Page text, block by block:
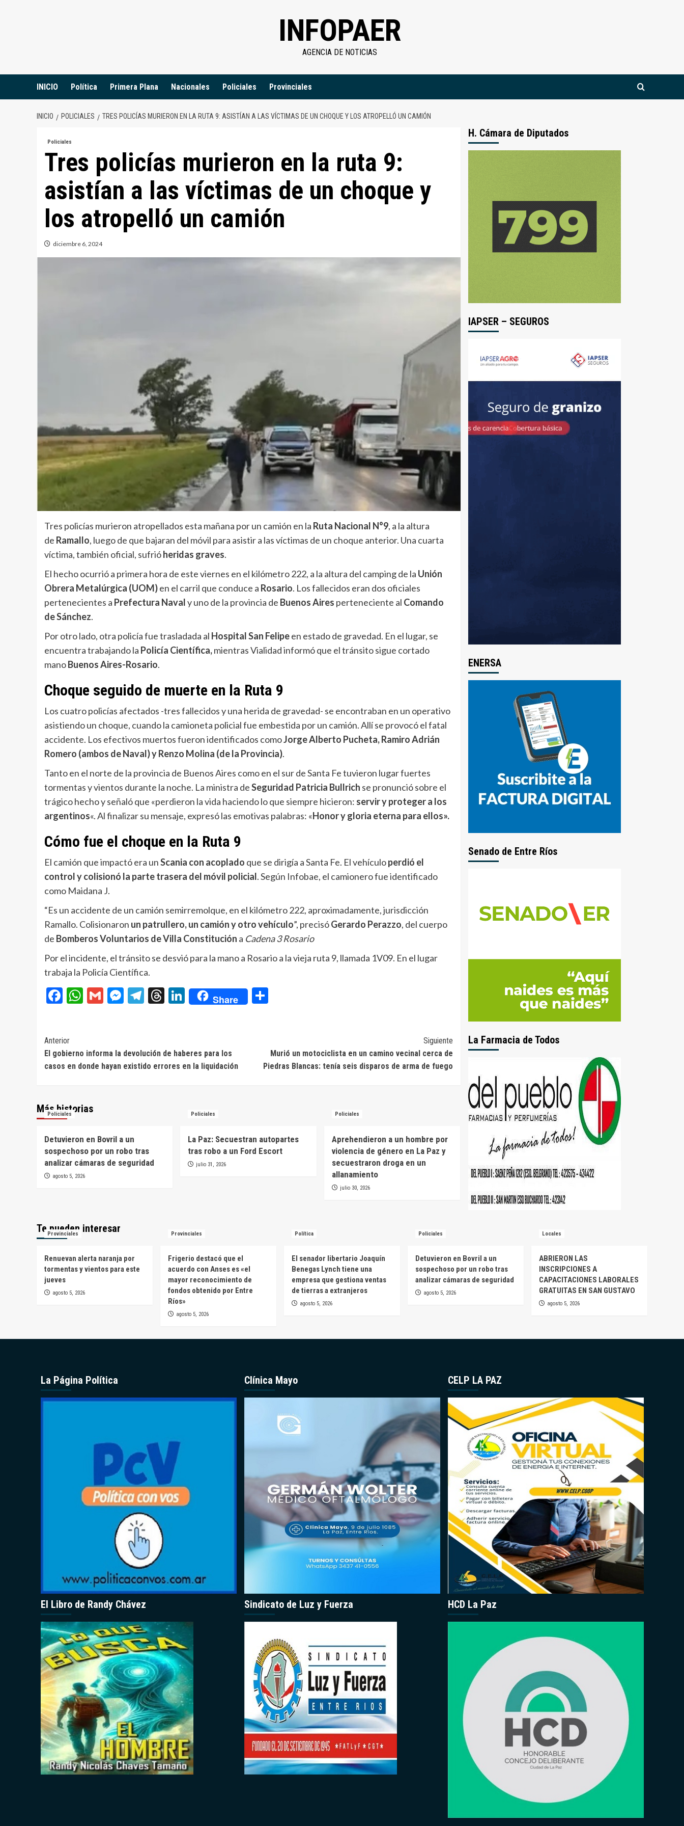
INFOPAER
AGENCIA DE NOTICIAS
INICIO Política Primera Plana Nacionales Policiales Provinciales
INICIO POLICIALES TRES POLICÍAS MURIERON EN LA RUTA 9: ASISTÍAN A LAS VÍCTIMAS DE UN CHOQUE Y LOS ATROPELLÓ UN CAMIÓN
Policiales
Tres policías murieron en la ruta 9:
asistían a las víctimas de un choque y
los atropelló un camión
diciembre 6, 2024
Tres policías murieron atropellados esta mañana por un camión en la Ruta Nacional N°9, a la altura
de Ramallo, luego de que bajaran del móvil para asistir a las víctimas de un choque anterior. Una cuarta
víctima, también oficial, sufrióheridas graves.
El hecho ocurrió a primera hora de este viernes en el kilómetro 222, a la altura del camping de la Unión
Obrera Metalúrgica (UOM)en el carril que conduce a Rosario. Los fallecidos eran dos oficiales
pertenecientes a Prefectura Navaly uno de la provincia de Buenos Aires perteneciente al Comando
de Sánchez.
Por otro lado, otra policía fue trasladada al Hospital San Felipeen estado de gravedad. En el lugar, se
encuentra trabajando la Policía Científica,mientras Vialidad informó que el tránsito sigue cortado
manoBuenos Aires-Rosario.
Choque seguido de muerte en la Ruta 9
Los cuatro policías afectados -tres fallecidos y una herida de gravedad- se encontraban en un operativo
asistiendo un choque, cuando la camioneta policial fue embestida por un camión. Allí se provocó el fatal
accidente. Los efectivos muertos fueron identificados comoJorge Alberto Pucheta, Ramiro Adrián
Romero (ambos de Naval) y Renzo Molina (de la Provincia).
Tanto en el norte de la provincia de Buenos Aires como en el sur de Santa Fe tuvieron lugar fuertes
tormentas y vientos durante la noche. La ministra deSeguridad Patricia Bullrich se pronunció sobre el
trágico hecho y señaló que «perdieron la vida haciendo lo que siempre hicieron: servir y proteger a los
argentinos«. Al finalizar su mensaje, expresó las emotivas palabras: «Honor y gloria eterna para ellos».
Cómo fue el choque en la Ruta 9
El camión que impactó era unScania con acoplado que se dirigía a Santa Fe. El vehículoperdió el
control y colisionó la parte trasera del móvil policial. Según Infobae, el camionero fue identificado
como Maidana J.
“Es un accidente de un camión semirremolque, en el kilómetro 222, aproximadamente, jurisdicción
Ramallo. Colisionaron un patrullero, un camión y otro vehículo”, precisóGerardo Perazzo, del cuerpo
de Bomberos Voluntarios de Villa Constitución a Cadena 3 Rosario
Por el incidente, el tránsito se desvió para la mano a Rosario a la vieja ruta 9, llamada 1V09. En el lugar
trabaja la Policía Científica.
Facebook
WhatsApp
GmailMessenger
Telegram
Threads
LinkedIn
Share
Navegación
de
Anterior
El gobierno informa la devolución de haberes para los
casos en donde hayan existido errores en la liquidación
Siguiente
Murió un motociclista en un camino vecinal cerca de
Piedras Blancas: tenía seis disparos de arma de fuego
Más historias
Policiales
Detuvieron en Bovril a un
sospechoso por un robo tras
analizar cámaras de seguridad
agosto 5, 2026
Policiales
La Paz: Secuestran autopartes
tras robo a un Ford Escort
julio 31, 2026
Policiales
Aprehendieron a un hombre por
violencia de género en La Paz y
secuestraron droga en un
allanamiento
julio 30, 2026
H. Cámara de Diputados
IAPSER – SEGUROS
ENERSA
Senado de Entre Ríos
La Farmacia de Todos
Te pueden interesar
Provinciales
Renuevan alerta naranja por
tormentas y vientos para este
jueves
agosto 5, 2026
Provinciales
Frigerio destacó que el
acuerdo con Anses es «el
mayor reconocimiento de
fondos obtenido por Entre
Ríos»
agosto 5, 2026
Política
El senador libertario Joaquín
Benegas Lynch tiene una
empresa que gestiona ventas
de tierras a extranjeros
agosto 5, 2026
Policiales
Detuvieron en Bovril a un
sospechoso por un robo tras
analizar cámaras de seguridad
agosto 5, 2026
Locales
ABRIERON LAS
INSCRIPCIONES A
CAPACITACIONES LABORALES
GRATUITAS EN SAN GUSTAVO
agosto 5, 2026
La Página Política
El Libro de Randy Chávez
Clínica Mayo
Sindicato de Luz y Fuerza
CELP LA PAZ
HCD La Paz